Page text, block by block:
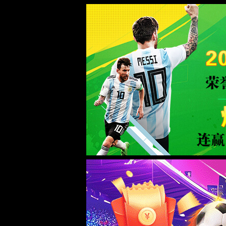
谈球吧·(中国区)官方网站-